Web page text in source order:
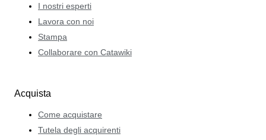
I nostri esperti
Lavora con noi
Stampa
Collaborare con Catawiki
Acquista
Come acquistare
Tutela degli acquirenti